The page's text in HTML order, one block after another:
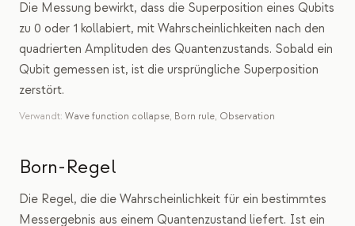
Die Messung bewirkt, dass die Superposition eines Qubits
zu 0 oder 1 kollabiert, mit Wahrscheinlichkeiten nach den
quadrierten Amplituden des Quantenzustands. Sobald ein
Qubit gemessen ist, ist die ursprüngliche Superposition
zerstört.
Verwandt: Wave function collapse, Born rule, Observation
Born-Regel
Die Regel, die die Wahrscheinlichkeit für ein bestimmtes
Messergebnis aus einem Quantenzustand liefert. Ist ein